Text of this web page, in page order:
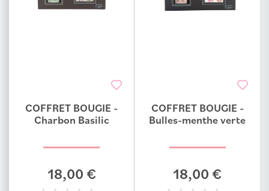
Ajouter au comparateur
COFFRET BOUGIE -
Charbon Basilic
18,00 €
Ajouter au comparateur
COFFRET BOUGIE -
Bulles-menthe verte
18,00 €